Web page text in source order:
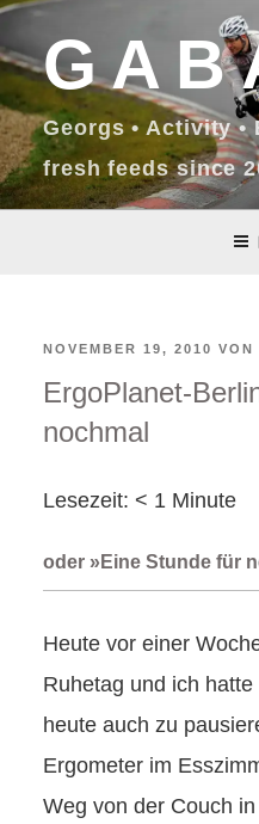
Zum
Inhalt
springen
Georgs • Activity •
fresh feeds since
VERÖFFENTLICHT
AM
NOVEMBER 19, 2010 VON
ErgoPlanet-
nochmal
Lesezeit: < 1 Minute
oder »Eine Stunde für
Heute vor einer
Ruhetag und ich hatte
heute auch zu
Ergometer im
Weg von der Couch